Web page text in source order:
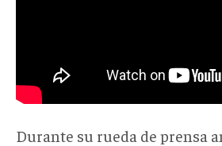
Durante su rueda de prensa